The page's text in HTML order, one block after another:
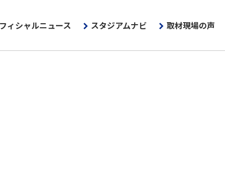
ィシャルニュース スタジアムナビ 取材現場の声